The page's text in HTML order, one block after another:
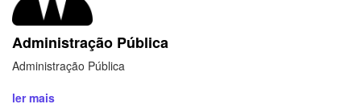
Administração Pública
Administração Pública
ler mais